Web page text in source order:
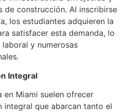
de construcción. Al inscribirse
los estudiantes adquieren la
satisfacer esta demanda, lo
y numerosas
Integral
en Miami suelen ofrecer
integral que abarcan tanto el